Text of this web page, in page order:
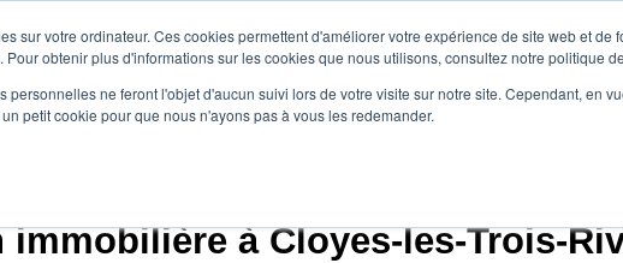
sur votre ordinateur. Ces cookies permettent d'améliorer votre expérience de site web et
Pour obtenir plus d'informations sur les cookies que nous utilisons, consultez notre politique
personnelles ne feront l'objet d'aucun suivi lors de votre visite sur notre site. Cependant, en
petit cookie pour que nous n'ayons pas à vous les redemander.
Prix immobilier Vendre avec
Cloyes-les-
à Cloyes-les-Trois-